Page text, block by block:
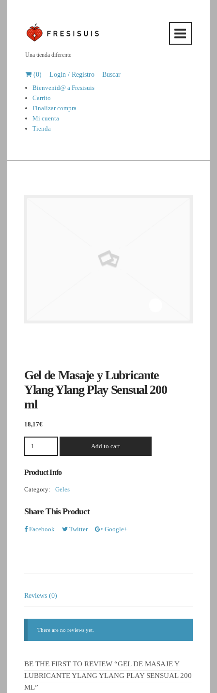
Una tienda diferente
Open
(0) Login / Registro
Buscar
Bienvenid@ a Fresisuis
Carrito
Finalizar compra
Mi cuenta
Tienda
Gel de Masaje y Lubricante
Ylang Ylang Play Sensual 200
ml
18,17€
Add to cart
Product Info
Category: Geles
Share This Product
Facebook Twitter Google+
Reviews (0)
There are no reviews yet.
BE THE FIRST TO REVIEW “GEL DE MASAJE Y
LUBRICANTE YLANG YLANG PLAY SENSUAL 200
ML”